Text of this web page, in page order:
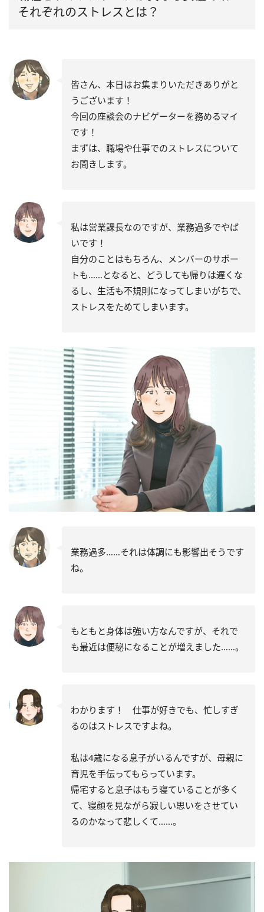
それぞれのストレスとは？
皆さん、本日はお集まりいただきありがと
うございます！
今回の座談会のナビゲーターを務めるマイ
です！
まずは、職場や仕事でのストレスについて
お聞きします。
私は営業課長なのですが、業務過多でやば
いです！
自分のことはもちろん、メンバーのサポー
トも……となると、どうしても帰りは遅くな
るし、生活も不規則になってしまいがちで、
ストレスをためてしまいます。
業務過多……それは体調にも影響出そうです
ね。
もともと身体は強い方なんですが、それで
も最近は便秘になることが増えました……。
わかります！ 仕事が好きでも、忙しすぎ
るのはストレスですよね。
私は4歳になる息子がいるんですが、母親に
育児を手伝ってもらっています。
帰宅すると息子はもう寝ていることが多く
て、寝顔を見ながら寂しい思いをさせてい
るのかなって悲しくて……。